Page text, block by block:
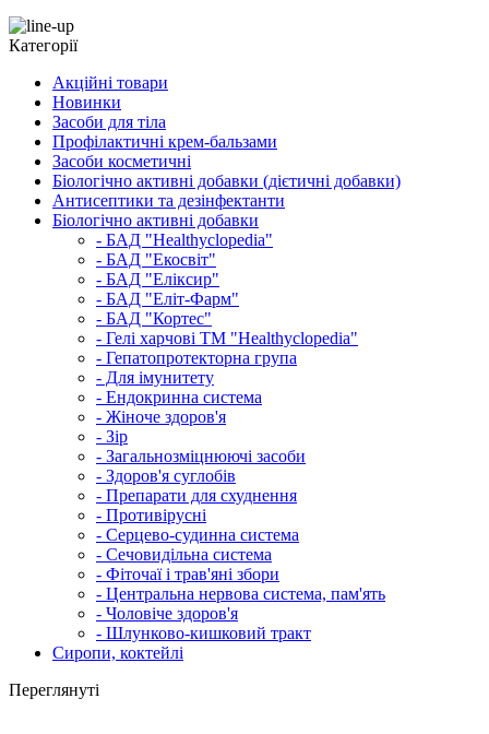
Категорії
Акційні товари
Новинки
Засоби для тіла
Профілактичні крем-бальзами
Засоби косметичні
Біологічно активні добавки (дієтичні добавки)
Антисептики та дезінфектанти
Біологічно активні добавки
- БАД "Healthyclopedia"
- БАД "Екосвіт"
- БАД "Еліксир"
- БАД "Еліт-Фарм"
- БАД "Кортес"
- Гелі харчові ТМ "Healthyclopedia"
- Гепатопротекторна група
- Для імунитету
- Ендокринна система
- Жіноче здоров'я
- Зір
- Загальнозміцнюючі засоби
- Здоров'я суглобів
- Препарати для схуднення
- Противірусні
- Серцево-судинна система
- Сечовидільна система
- Фіточаї і трав'яні збори
- Центральна нервова система, пам'ять
- Чоловіче здоров'я
- Шлунково-кишковий тракт
Сиропи, коктейлі
Переглянуті